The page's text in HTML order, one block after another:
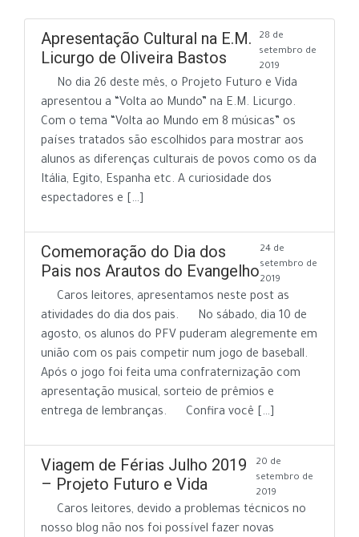
Apresentação Cultural na E.M.
Licurgo de Oliveira Bastos
28 de
setembro de
2019
No dia 26 deste mês, o Projeto Futuro e Vida
apresentou a “Volta ao Mundo” na E.M. Licurgo.
Com o tema “Volta ao Mundo em 8 músicas” os
países tratados são escolhidos para mostrar aos
alunos as diferenças culturais de povos como os da
Itália, Egito, Espanha etc. A curiosidade dos
espectadores e […]
Comemoração do Dia dos
Pais nos Arautos do Evangelho
24 de
setembro de
2019
Caros leitores, apresentamos neste post as
atividades do dia dos pais. No sábado, dia 10 de
agosto, os alunos do PFV puderam alegremente em
união com os pais competir num jogo de baseball.
Após o jogo foi feita uma confraternização com
apresentação musical, sorteio de prêmios e
entrega de lembranças. Confira você […]
Viagem de Férias Julho 2019
– Projeto Futuro e Vida
20 de
setembro de
2019
Caros leitores, devido a problemas técnicos no
nosso blog não nos foi possível fazer novas